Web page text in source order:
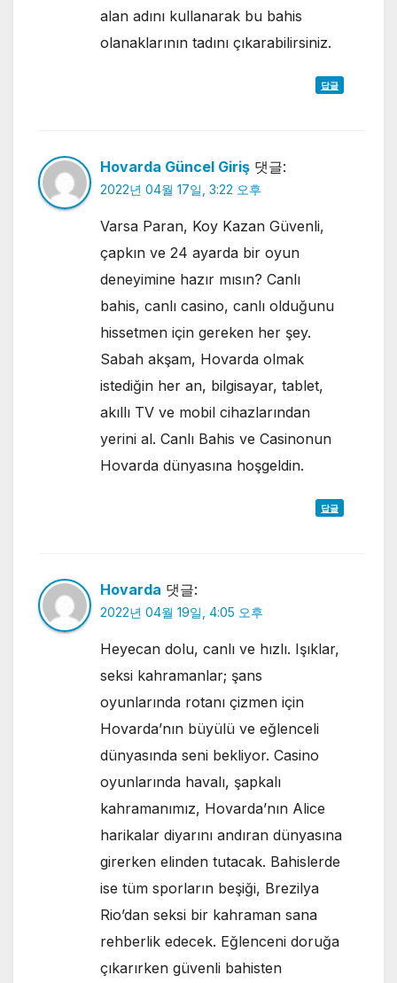
alan adını kullanarak bu bahis
olanaklarının tadını çıkarabilirsiniz.
답글
Hovarda Güncel Giriş 댓글:
2022년 04월 17일, 3:22 오후
Varsa Paran, Koy Kazan Güvenli,
çapkın ve 24 ayarda bir oyun
deneyimine hazır mısın? Canlı
bahis, canlı casino, canlı olduğunu
hissetmen için gereken her şey.
Sabah akşam, Hovarda olmak
istediğin her an, bilgisayar, tablet,
akıllı TV ve mobil cihazlarından
yerini al. Canlı Bahis ve Casinonun
Hovarda dünyasına hoşgeldin.
답글
Hovarda 댓글:
2022년 04월 19일, 4:05 오후
Heyecan dolu, canlı ve hızlı. Işıklar,
seksi kahramanlar; şans
oyunlarında rotanı çizmen için
Hovarda’nın büyülü ve eğlenceli
dünyasında seni bekliyor. Casino
oyunlarında havalı, şapkalı
kahramanımız, Hovarda’nın Alice
harikalar diyarını andıran dünyasına
girerken elinden tutacak. Bahislerde
ise tüm sporların beşiği, Brezilya
Rio’dan seksi bir kahraman sana
rehberlik edecek. Eğlenceni doruğa
çıkarırken güvenli bahisten